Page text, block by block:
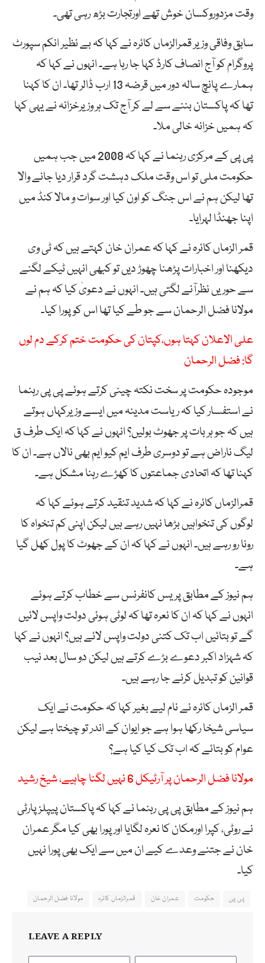
وقت مزدوروکسان خوش تھے اورتجارت بڑھ رہی تھی۔
سابق وفاقی وزیر قمرالزماں کائرہ نے کہا کہ بے نظیر انکم سپورٹ
پروگرام کو آج انصاف کارڈ کہا جا رہا ہے۔ انہوں نے کہا کہ
ہمارے پانچ سالہ دور میں قرضہ 13 ارب ڈالر تھا۔ ان کا کہنا
تھا کہ پاکستان بننے سے لے کر آج تک ہر وزیرخزانہ نے یہی کہا
کہ ہمیں خزانہ خالی ملا۔
پی پی کے مرکزی رہنما نے کہا کہ 2008 میں جب ہمیں
حکومت ملی تو اس وقت ملک دہشت گرد قرار دیا جانے والا
تھا لیکن ہم نے اس جنگ کو اون کیا اور سوات و مالا کنڈ میں
اپنا جھنڈا لہرایا۔
قمر الزماں کائرہ نے کہا کہ عمران خان کہتے ہیں کہ ٹی وی
دیکھنا اور اخبارات پڑھنا چھوڑ دیں تو کبھی انہیں ٹیکے لگنے
سے حوریں نظرآنے لگتی ہیں۔ انہوں نے دعویٰ کیا کہ ہم نے
مولانا فضل الرحمان سے جو طے کیا تھا اس کو پورا کیا۔
علی الاعلان کہتا ہوں،کپتان کی حکومت ختم کرکے دم لوں
گا: فضل الرحمان
موجودہ حکومت پر سخت نکتہ چینی کرتے ہوئے پی پی رہنما
نے استفسار کیا کہ ریاست مدینہ میں ایسے وزیرکہاں ہوتے
ہیں کہ جو ہر بات پر جھوٹ بولیں؟ انہوں نے کہا کہ ایک طرف ق
لیگ ناراض ہے تو دوسری طرف ایم کیو ایم بھی نالاں ہے۔ ان کا
کہنا تھا کہ اتحادی جماعتوں کا کھڑے رہنا مشکل ہے۔
قمرالزماں کائرہ نے کہا کہ شدید تنقید کرتے ہوئے کہا کہ
لوگوں کی تنخواہیں بڑھا نہیں رہے ہیں لیکن اپنی کم تنخواہ کا
رونا رو رہے ہیں۔ انہوں نے کہا کہ ان کے جھوٹ کا پول کھل گیا
ہے۔
ہم نیوز کے مطابق پریس کانفرنس سے خطاب کرتے ہوئے
انہوں نے کہا کہ ان کا نعرہ تھا کہ لوٹی ہوئی دولت واپس لائیں
گے تو بتائیں اب تک کتنی دولت واپس لائے ہیں؟ انہوں نے کہا
کہ شہزاد اکبر دعوے بڑے کرتے ہیں لیکن دو سال بعد نیب
قوانین کو تبدیل کرنے جا رہے ہیں۔
قمر الزماں کائرہ نے نام لیے بغیر کہا کہ حکومت نے ایک
سیاسی شیخا رکھا ہوا ہے جو ایوان کے اندر تو چیختا ہے لیکن
عوام کو بتائے کہ اب تک کیا کیا ہے؟
مولانا فضل الرحمان پر آرٹیکل 6 نہیں لگنا چاہیے، شیخ رشید
ہم نیوز کے مطابق پی پی رہنما نے کہا کہ پاکستان پیپلزپارٹی
نے روٹی، کپرا اورمکان کا نعرہ لگایا اور پورا بھی کیا مگر عمران
خان نے جتنے وعدے کیے ان میں سے ایک بھی پورا نہیں
کیا۔
پی پی حکومت عمران خان قمرالزماں کائرہ مولانا فضل الرحمان
LEAVE A REPLY